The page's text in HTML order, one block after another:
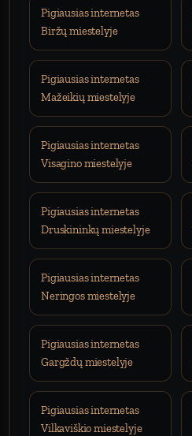
Pigiausias internetas
Biržų miestelyje
Pigiausias internetas
Mažeikių miestelyje
Pigiausias internetas
Visagino miestelyje
Pigiausias internetas
Druskininkų miestelyje
Pigiausias internetas
Neringos miestelyje
Pigiausias internetas
Gargždų miestelyje
Pigiausias internetas
Vilkaviškio miestelyje